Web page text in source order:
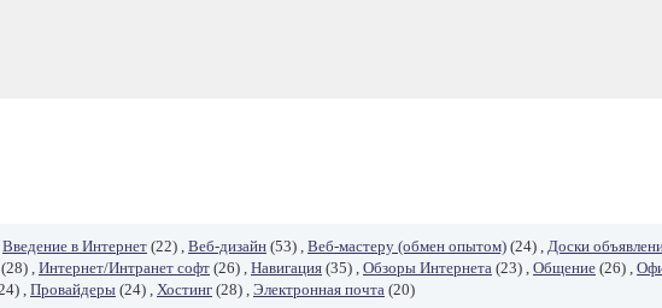
Введение в Интернет (22) , Веб-дизайн (53) , Веб-мастеру (обмен опытом) (24) , Доски
(28) , Интернет/Интранет софт (26) , Навигация (35) , Обзоры Интернета (23) , Общение (26) ,
, Провайдеры (24) , Хостинг (28) , Электронная почта (20)